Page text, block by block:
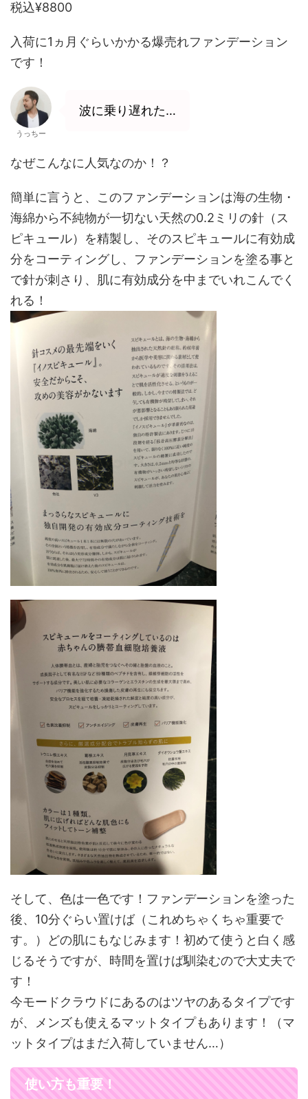
税込¥8800
入荷に1ヵ月ぐらいかかる爆売れファンデーション
です！
うっちー
波に乗り遅れた…
なぜこんなに人気なのか！？
簡単に言うと、このファンデーションは海の生物・
海綿から不純物が一切ない天然の0.2ミリの針（ス
ピキュール）を精製し、そのスピキュールに有効成
分をコーティングし、ファンデーションを塗る事と
で針が刺さり、肌に有効成分を中までいれこんでく
れる！
そして、色は一色です！ファンデーションを塗った
後、10分ぐらい置けば（これめちゃくちゃ重要で
す。）どの肌にもなじみます！初めて使うと白く感
じるそうですが、時間を置けば馴染むので大丈夫で
す！
今モードクラウドにあるのはツヤのあるタイプです
が、メンズも使えるマットタイプもあります！（マ
ットタイプはまだ入荷していません…）
使い方も重要！